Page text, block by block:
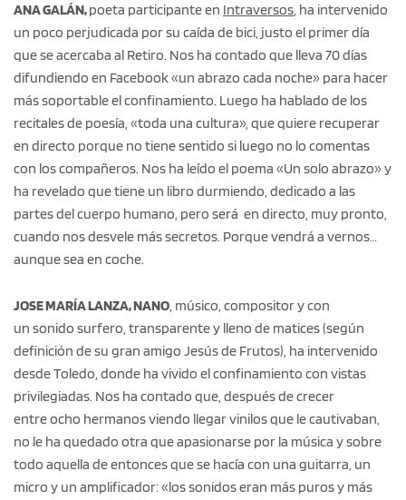
ANA GALÁN,poeta participante en Intraversos, ha intervenido
un poco perjudicada por su caída de bici, justo el primer día
que se acercaba al Retiro. Nos ha contado que lleva 70 días
difundiendo en Facebook «un abrazo cada noche» para hacer
más soportable el confinamiento. Luego ha hablado de los
recitales de poesía, «toda una cultura», que quiere recuperar
en directo porque no tiene sentido si luego no lo comentas
con los compañeros. Nos ha leído el poema «Un solo abrazo» y
ha revelado que tiene un libro durmiendo, dedicado a las
partes del cuerpo humano, pero será en directo, muy pronto,
cuando nos desvele más secretos. Porque vendrá a vernos…
aunque sea en coche.
JOSE MARÍA LANZA, NANO, músico, compositor y con
un sonido surfero, transparente y lleno de matices (según
definición de su gran amigo Jesús de Frutos), ha intervenido
desde Toledo, donde ha vivido el confinamiento con vistas
privilegiadas. Nos ha contado que, después de crecer
entre ocho hermanos viendo llegar vinilos que le cautivaban,
no le ha quedado otra que apasionarse por la música y sobre
todo aquella de entonces que se hacía con una guitarra, un
micro y un amplificador: «los sonidos eran más puros y más